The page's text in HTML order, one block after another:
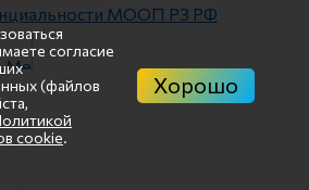
МООП РЗ РФ
согласие
(файлов
cookie.
Хорошо